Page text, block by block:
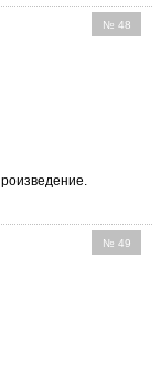
№ 48
№ 49